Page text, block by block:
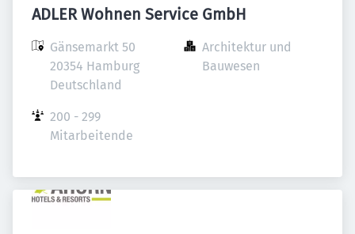
ADLER Wohnen Service GmbH
Gänsemarkt 50
20354 Hamburg
Deutschland
Architektur und
Bauwesen
200 - 299
Mitarbeitende